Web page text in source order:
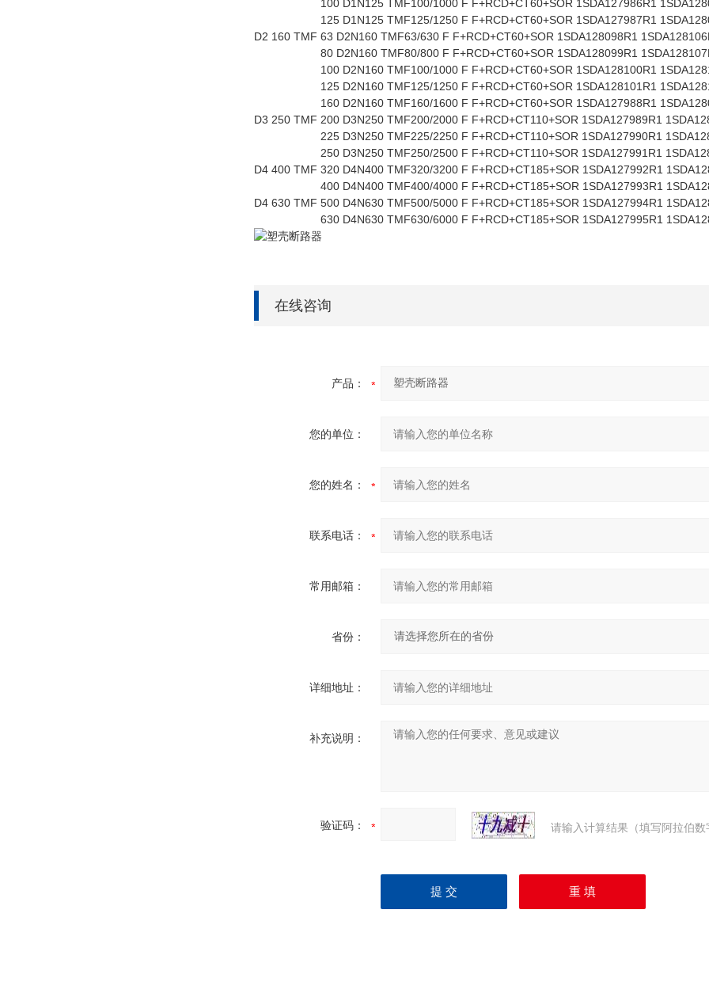
100 D1N125 TMF100/1000 F F+RCD+CT60+SOR 1SDA127986R1
125 D1N125 TMF125/1250 F F+RCD+CT60+SOR 1SDA127987R1
D2 160 TMF 63 D2N160 TMF63/630 F F+RCD+CT60+SOR 1SDA128098R1
80 D2N160 TMF80/800 F F+RCD+CT60+SOR 1SDA128099R1
100 D2N160 TMF100/1000 F F+RCD+CT60+SOR 1SDA128100R1
125 D2N160 TMF125/1250 F F+RCD+CT60+SOR 1SDA128101R1
160 D2N160 TMF160/1600 F F+RCD+CT60+SOR 1SDA127988R1
D3 250 TMF 200 D3N250 TMF200/2000 F F+RCD+CT110+SOR 1SDA127989R1
225 D3N250 TMF225/2250 F F+RCD+CT110+SOR 1SDA127990R1
250 D3N250 TMF250/2500 F F+RCD+CT110+SOR 1SDA127991R1
D4 400 TMF 320 D4N400 TMF320/3200 F F+RCD+CT185+SOR 1SDA127992R1
400 D4N400 TMF400/4000 F F+RCD+CT185+SOR 1SDA127993R1
D4 630 TMF 500 D4N630 TMF500/5000 F F+RCD+CT185+SOR 1SDA127994R1
630 D4N630 TMF630/6000 F F+RCD+CT185+SOR 1SDA127995R1
在线咨询
产品：
您的单位：
您的姓名：
联系电话：
常用邮箱：
省份：
详细地址：
补充说明：
验证码： 请输入计算结果（填写阿拉伯